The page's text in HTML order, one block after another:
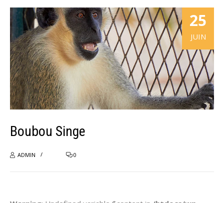
25
JUIN
Boubou Singe
ADMIN 0